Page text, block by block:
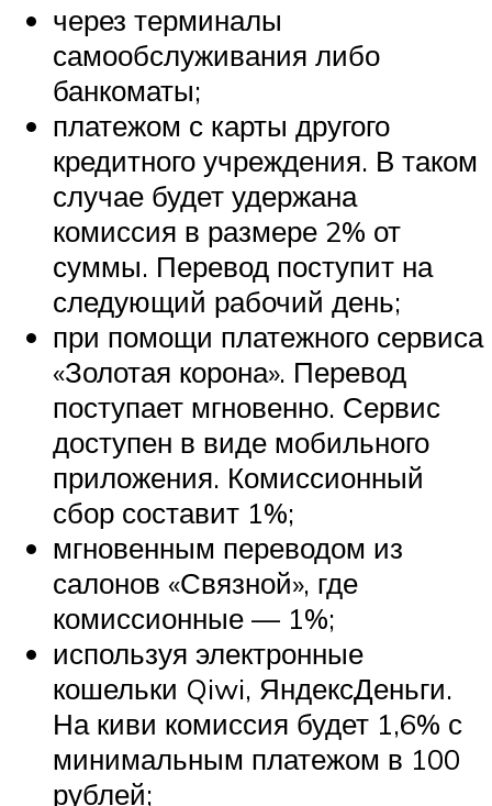
через терминалы
самообслуживания либо
банкоматы;
платежом с карты другого
кредитного учреждения. В таком
случае будет удержана
комиссия в размере 2% от
суммы. Перевод поступит на
следующий рабочий день;
при помощи платежного сервиса
«Золотая корона». Перевод
поступает мгновенно. Сервис
доступен в виде мобильного
приложения. Комиссионный
сбор составит 1%;
мгновенным переводом из
салонов «Связной», где
комиссионные — 1%;
используя электронные
кошельки Qiwi, ЯндексДеньги.
На киви комиссия будет 1,6% с
минимальным платежом в 100
рублей;